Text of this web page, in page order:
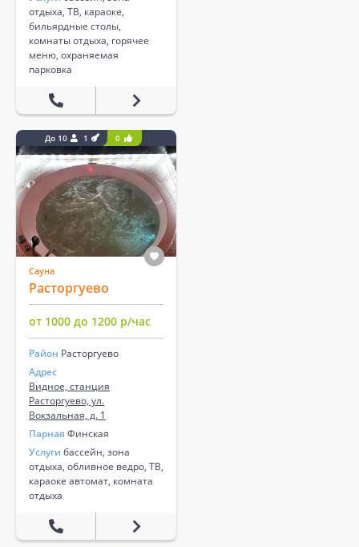
отдыха, ТВ, караоке,
бильярдные столы,
комнаты отдыха, горячее
меню, охраняемая
парковка
До 10 1 0
Сауна
Расторгуево
от 1000 до 1200 р/час
Район Расторгуево
Адрес
Видное, станция
Расторгуево, ул.
Вокзальная, д. 1
Парная Финская
Услуги бассейн, зона
отдыха, обливное ведро, ТВ,
караоке автомат, комната
отдыха